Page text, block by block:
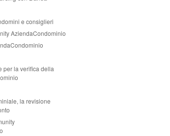
e consiglieri
AziendaCondominio
per la verifica della
la revisione